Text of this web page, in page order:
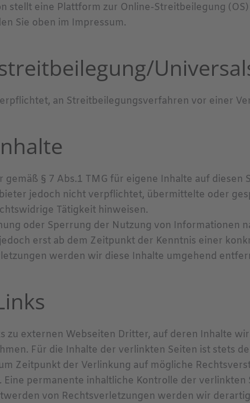
stellt eine Plattform zur Online-Streitbeilegung
Sie oben im Impressum.
an Streitbeilegungsverfahren vor einer
§ 7 Abs.1 TMG für eigene Inhalte auf
jedoch nicht verpflichtet, übermittelte oder
Tätigkeit hinweisen.
oder Sperrung der Nutzung von Informationen
erst ab dem Zeitpunkt der Kenntnis einer
werden wir diese Inhalte umgehend
zu externen Webseiten Dritter, auf deren Inhalte
Für die Inhalte der verlinkten Seiten ist stets
Zeitpunkt der Verlinkung auf mögliche
Eine permanente inhaltliche Kontrolle der
von Rechtsverletzungen werden wir